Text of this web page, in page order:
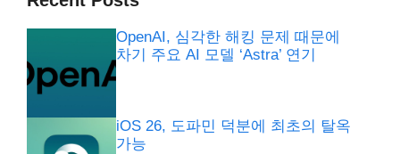
OpenAI, 심각한 해킹 문제 때문에
차기 주요 AI 모델 ‘Astra’ 연기
iOS 26, 도파민 덕분에 최초의 탈옥
가능